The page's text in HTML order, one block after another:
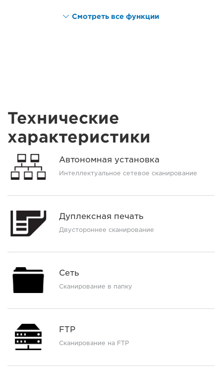
Смотреть все функции
Технические
характеристики
Автономная установка
Интеллектуальное сетевое сканирование
Дуплексная печать
Двустороннее сканирование
Сеть
Сканирование в папку
FTP
Сканирование на FTP